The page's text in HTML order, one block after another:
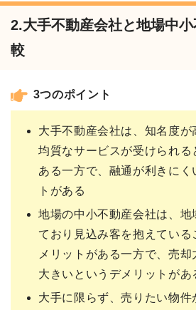
2.大手不動産会社と地場中
較
3つのポイント
大手不動産会社は、知名度が
均質なサービスが受けられる
ある一方で、融通が利きにく
トがある
地場の中小不動産会社は、地
ており見込み客を抱えている
メリットがある一方で、売
大きいというデメリットがあ
大手に限らず、売りたい物件